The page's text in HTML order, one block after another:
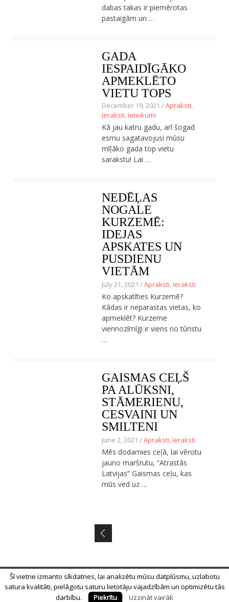
dabas takas ir piemērotas
pastaigām un …
GADA
IESPAIDĪGĀKO
APMEKLĒTO
VIETU TOPS
December 19, 2021 /Apraksti,
Ieraksti,Ieteikumi
Kā jau katru gadu, arī šogad
esmu sagatavojusi mūsu
mīļāko gada top vietu
sarakstu! Lai …
NEDĒĻAS
NOGALE
KURZEMĒ:
IDEJAS
APSKATES UN
PUSDIENU
VIETĀM
July 21, 2021 /Apraksti,Ieraksti
Ko apskatīties Kurzemē?
Kādas ir neparastas vietas, ko
apmeklēt? Kurzeme
viennozīmīgi ir viens no tūristu
…
GAISMAS CEĻŠ
PA ALŪKSNI,
STĀMERIENU,
CESVAINI UN
SMILTENI
June 2, 2021 /Apraksti,Ieraksti
Mēs dodamies ceļā, lai vērotu
jauno maršrutu, “Atrastās
Latvijas” Gaismas ceļu, kas
mūs ved uz …
© 2018 Alīna Andrušaite, Jēkabs Andrušaitis
Sākums
Par mums Privātuma politika
Šī vietne izmanto sīkdatnes, lai analizētu mūsu datplūsmu, uzlabotu
satura kvalitāti, pielāgotu saturu lietotāju vajadzībām un optimizētu tās
darbību.
Piekrītu Uzzināt vairāk